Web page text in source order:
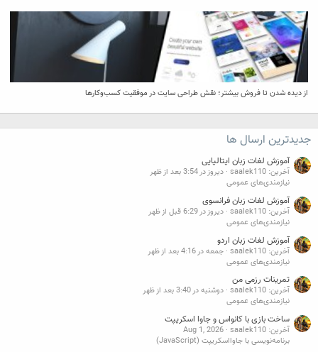
از دیده شدن تا فروش بیشتر؛ نقش طراحی سایت در موفقیت کسب‌وکارها
جدیدترین ارسال ها
آموزش لغات زبان ایتالیایی
آخرین: saalek110
دیروز در 3:54 بعد از ظهر
نیازمندی‌های عمومی
آموزش لغات زبان فرانسوی
آخرین: saalek110
دیروز در 6:29 قبل از ظهر
نیازمندی‌های عمومی
آموزش لغات زبان اردو
آخرین: saalek110
جمعه در 4:16 بعد از ظهر
نیازمندی‌های عمومی
تمرینات رزمی من
آخرین: saalek110
دوشنبه در 3:40 بعد از ظهر
نیازمندی‌های عمومی
ساخت بازی با کانواس و جاوا اسکریپت
آخرین: saalek110
Aug 1, 2026
برنامه‌نویسی با جاوااسکریپت (JavaScript)